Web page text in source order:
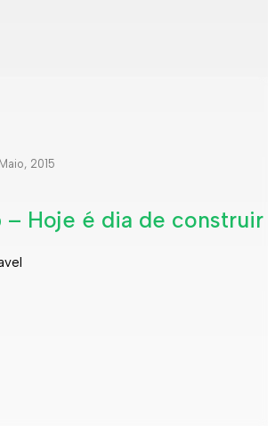
2015
– Hoje é dia de construir